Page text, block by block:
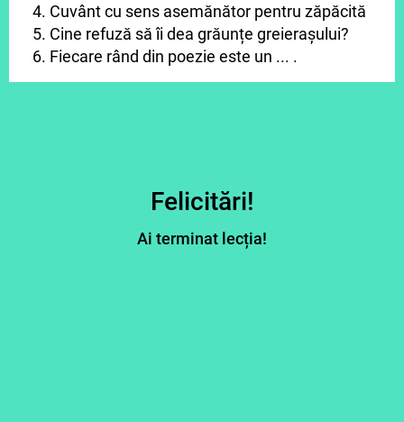
4. Cuvânt cu sens asemănător pentru zăpăcită
5. Cine refuză să îi dea grăunțe greierașului?
6. Fiecare rând din poezie este un ... .
Felicitări!
Ai terminat lecția!